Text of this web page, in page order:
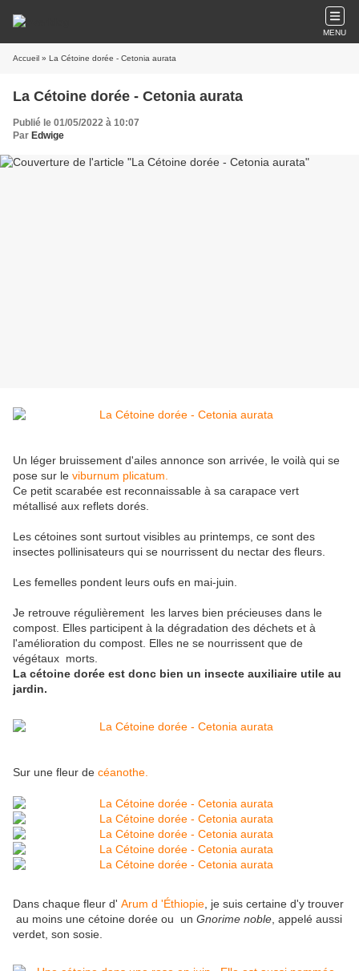
MENU
Accueil » La Cétoine dorée - Cetonia aurata
La Cétoine dorée - Cetonia aurata
Publié le 01/05/2022 à 10:07
Par Edwige
Un léger bruissement d'ailes annonce son arrivée, le voilà qui se
pose sur le viburnum plicatum.
Ce petit scarabée est reconnaissable à sa carapace vert
métallisé aux reflets dorés.
Les cétoines sont surtout visibles au printemps, ce sont des
insectes pollinisateurs qui se nourrissent du nectar des fleurs.
Les femelles pondent leurs oufs en mai-juin.
Je retrouve régulièrement les larves bien précieuses dans le
compost. Elles participent à la dégradation des déchets et à
l'amélioration du compost. Elles ne se nourrissent que de
végétaux morts.
La cétoine dorée est donc bien un insecte auxiliaire utile au
jardin.
Sur une fleur de céanothe.
Dans chaque fleur d' Arum d 'Éthiopie , je suis certaine d'y trouver
au moins une cétoine dorée ou un Gnorime noble , appelé aussi
verdet, son sosie.